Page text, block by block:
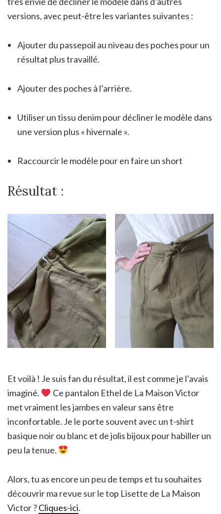
versions, avec peut-être les variantes suivantes :
Ajouter du passepoil au niveau des poches pour un
résultat plus travaillé.
Ajouter des poches à l’arrière.
Utiliser un tissu denim pour décliner le modèle dans
une version plus « hivernale ».
Raccourcir le modèle pour en faire un short
Résultat :
Et voilà ! Je suis fan du résultat, il est comme je l’avais
imaginé.
Ce pantalon Ethel de La Maison Victor
met vraiment les jambes en valeur sans être
inconfortable. Je le porte souvent avec un t-shirt
basique noir ou blanc et de jolis bijoux pour habiller un
peu la tenue.
Alors, tu as encore un peu de temps et tu souhaites
découvrir ma revue sur le top Lisette de La Maison
Victor ?Cliques-ici.